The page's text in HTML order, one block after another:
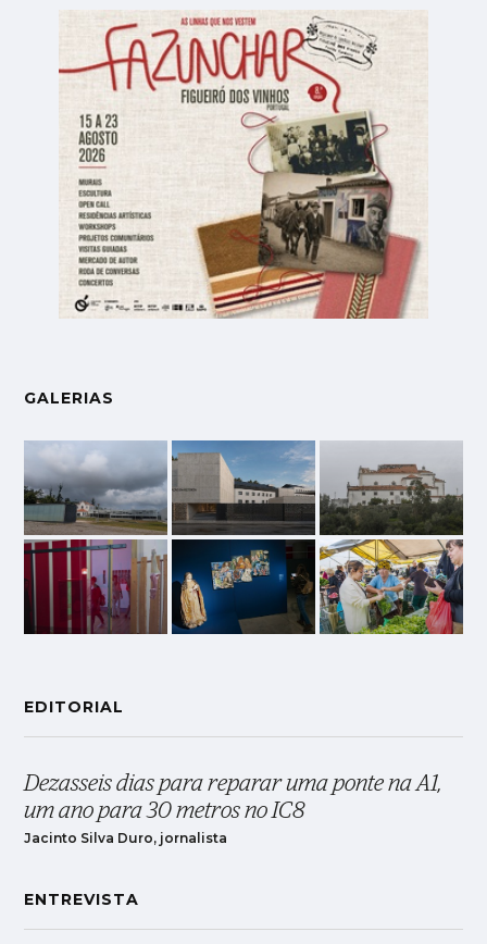
GALERIAS
EDITORIAL
Dezasseis dias para reparar uma ponte na A1,
um ano para 30 metros no IC8
Jacinto Silva Duro, jornalista
ENTREVISTA